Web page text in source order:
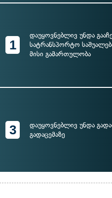
1
დაუყოვნებლივ უნდა
სატრანსპორტო
მისი გამართულობა
3
დაუყოვნებლივ უნდა
გადაცემაზე